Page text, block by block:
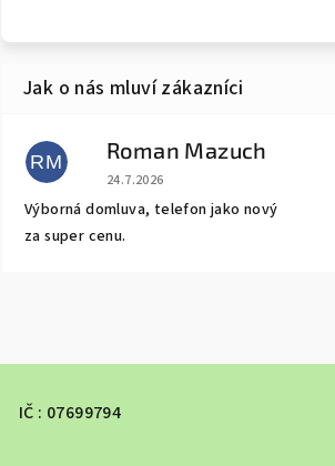
RM Roman Mazuch
Hodnocení obchodu je 5 z 5
24.7.2026
Výborná domluva, telefon jako nový
za super cenu.
IČ : 07699794